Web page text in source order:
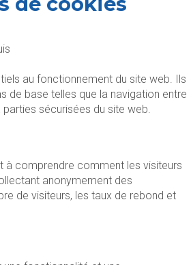
au fonctionnement du site web. Ils
de base telles que la navigation entre
sécurisées du site web.
à comprendre comment les visiteurs
anonymement des
de visiteurs, les taux de rebond et